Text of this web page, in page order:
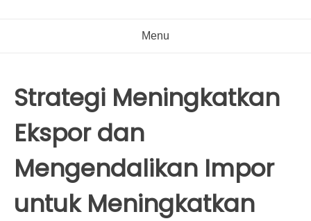
Menu
Strategi Meningkatkan
Ekspor dan
Mengendalikan Impor
untuk Meningkatkan